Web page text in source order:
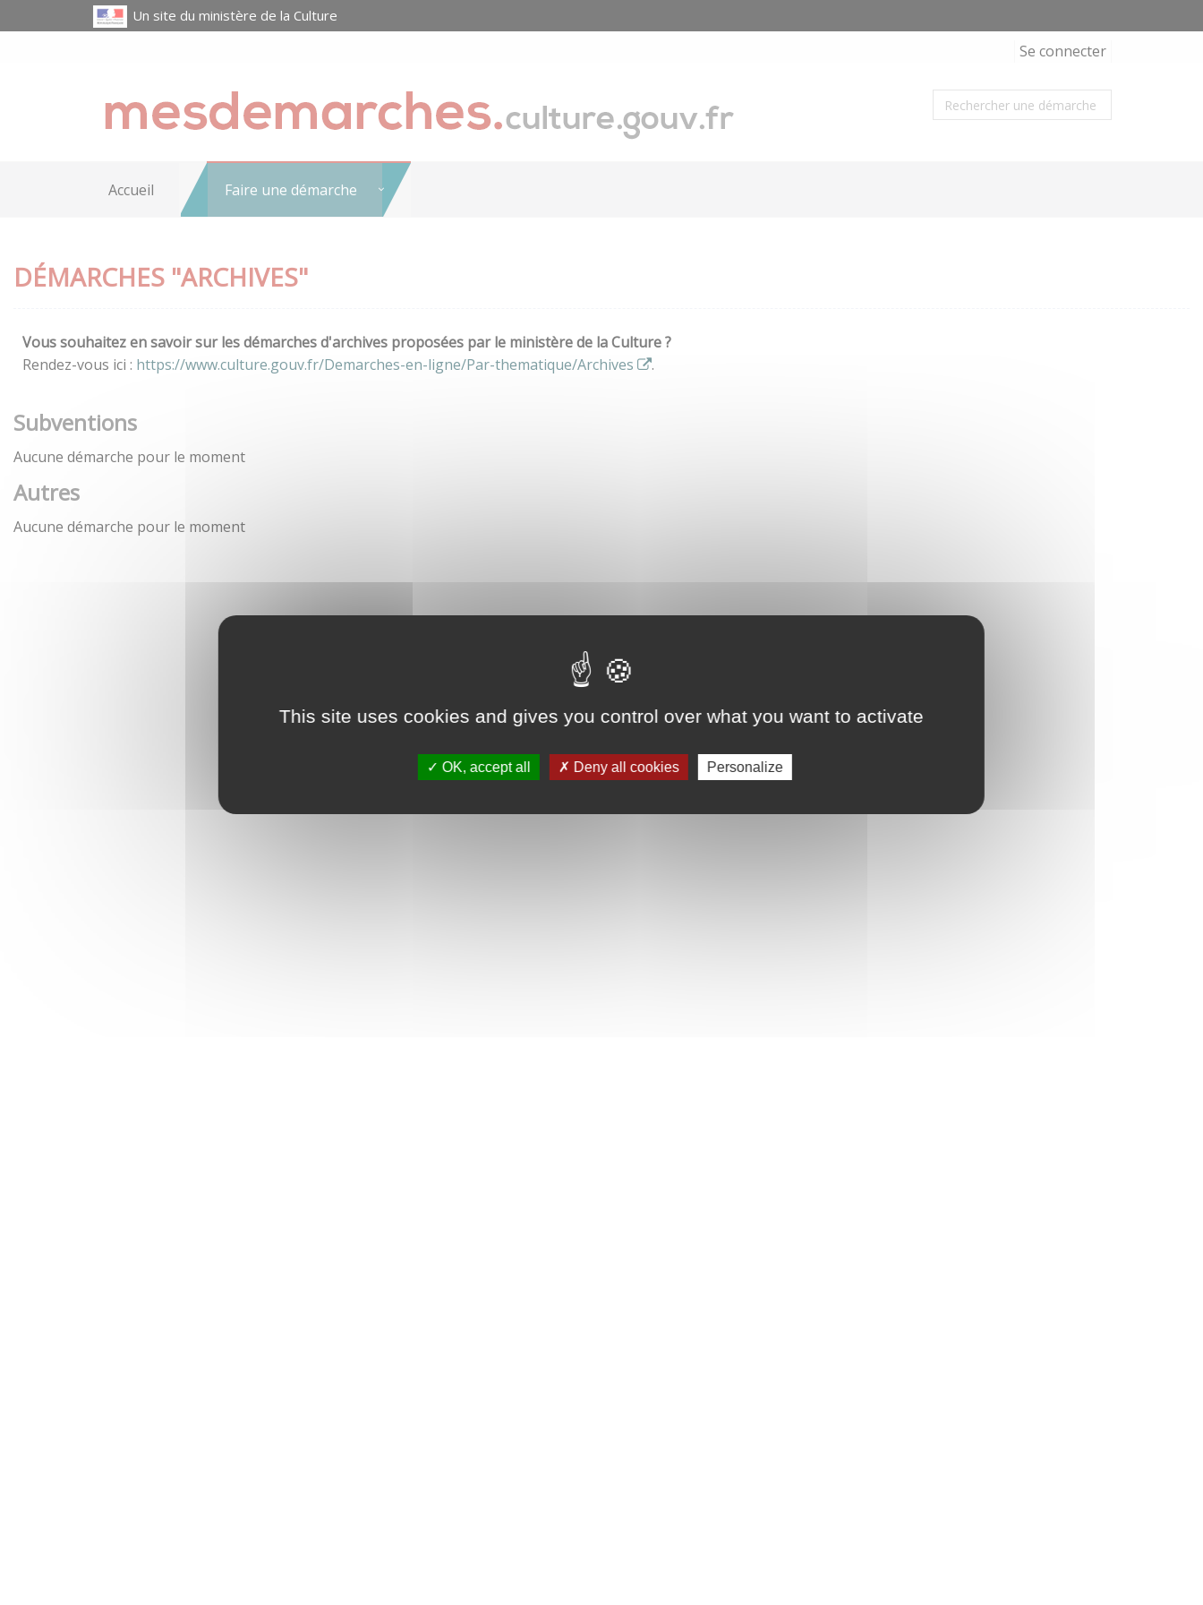
This site uses cookies and gives you control over what you want to activate
OK, accept all Deny all cookies Personalize
Un site du ministère de la Culture
Se connecter
Accueil Faire une démarche
DÉMARCHES "ARCHIVES"
Vous souhaitez en savoir sur les démarches d'archives proposées par le ministère de la Culture ?
Rendez-vous ici : https://www.culture.gouv.fr/Demarches-en-ligne/Par-thematique/Archives .
Subventions
Aucune démarche pour le moment
Autres
Aucune démarche pour le moment